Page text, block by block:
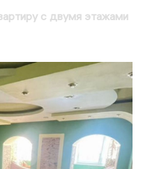
с двумя этажами